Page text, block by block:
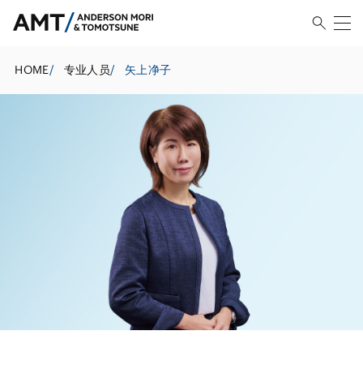
HOME/ 专业人员/ 矢上净子